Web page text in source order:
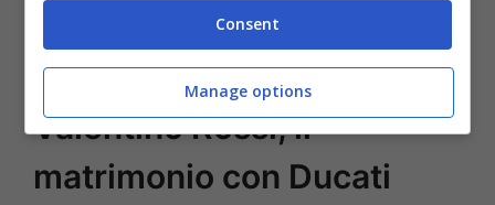
sfogo di Domenicali su Valentino Rossi: fan
allibiti.
Valentino Rossi, il
matrimonio con Ducati
Consent
Manage options